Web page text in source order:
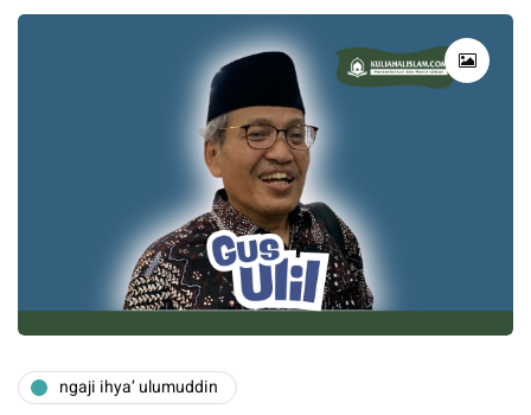
ngaji ihya’ ulumuddin